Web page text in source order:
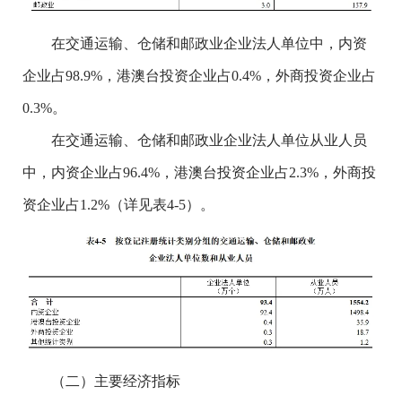
在交通运输、仓储和邮政业企业法人单位中，内资
企业占98.9%，港澳台投资企业占0.4%，外商投资企业占
0.3%。
在交通运输、仓储和邮政业企业法人单位从业人员
中，内资企业占96.4%，港澳台投资企业占2.3%，外商投
资企业占1.2%（详见表4-5）。
（二）主要经济指标